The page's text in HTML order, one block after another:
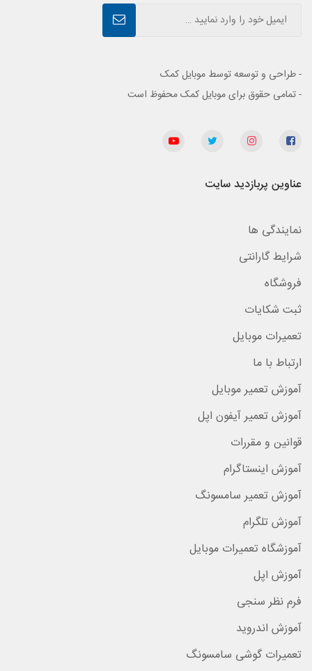
- طراحی و توسعه توسط موبایل کمک
- تمامی حقوق برای موبایل کمک محفوظ است
عناوین پربازدید سایت
نمایندگی ها
شرایط گارانتی
فروشگاه
ثبت شکایات
تعمیرات موبایل
ارتباط با ما
آموزش تعمیر موبایل
آموزش تعمیر آیفون اپل
قوانین و مقررات
آموزش اینستاگرام
آموزش تعمیر سامسونگ
آموزش تلگرام
آموزشگاه تعمیرات موبایل
آموزش اپل
فرم نظر سنجی
آموزش اندروید
تعمیرات گوشی سامسونگ